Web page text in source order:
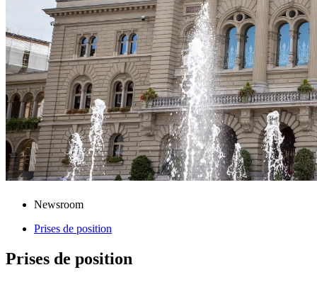
Newsroom
Prises de position
Prises de position